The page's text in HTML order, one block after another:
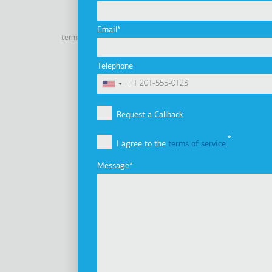
Email
Telephone
Request a Callback
I agree to the terms of service.
Message
LinkedinFacebook
YoutubeInstagram
terms of use privacy policy cookie policy
Tel: +30 2341 038 100
Υποσέλιδο
Company
Company Profile
Group of Companies
Innovation
Sustainability